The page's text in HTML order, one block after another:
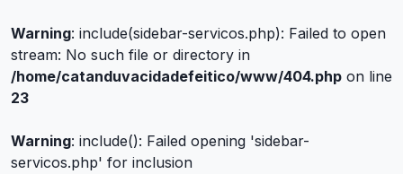
Warning: include(sidebar-servicos.php): Failed to open
stream: No such file or directory in
/home/catanduvacidadefeitico/www/404.php on line
23
Warning: include(): Failed opening 'sidebar-
servicos.php' for inclusion